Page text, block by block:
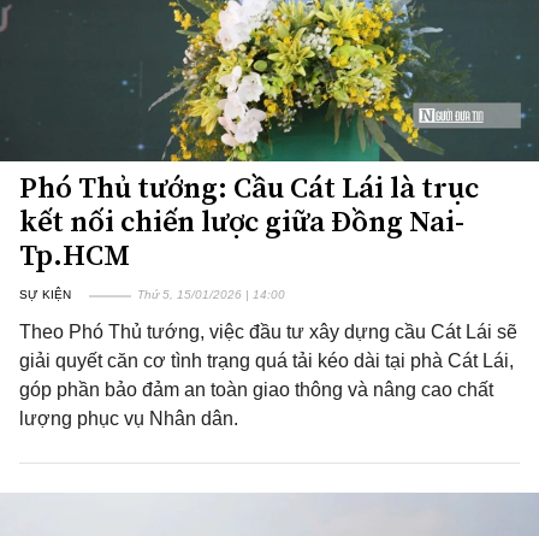
Phó Thủ tướng: Cầu Cát Lái là trục
kết nối chiến lược giữa Đồng Nai-
Tp.HCM
SỰ KIỆN Thứ 5, 15/01/2026 | 14:00
Theo Phó Thủ tướng, việc đầu tư xây dựng cầu Cát Lái sẽ
giải quyết căn cơ tình trạng quá tải kéo dài tại phà Cát Lái,
góp phần bảo đảm an toàn giao thông và nâng cao chất
lượng phục vụ Nhân dân.